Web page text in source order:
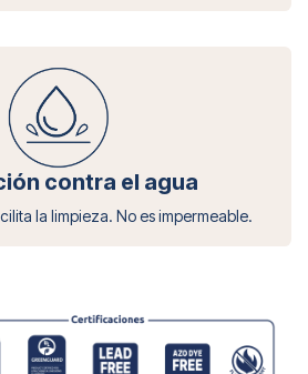
contra el agua
la limpieza. No es impermeable.